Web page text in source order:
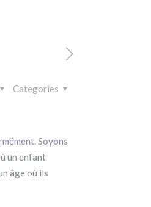
Categories
Soyons
un enfant
âge où ils